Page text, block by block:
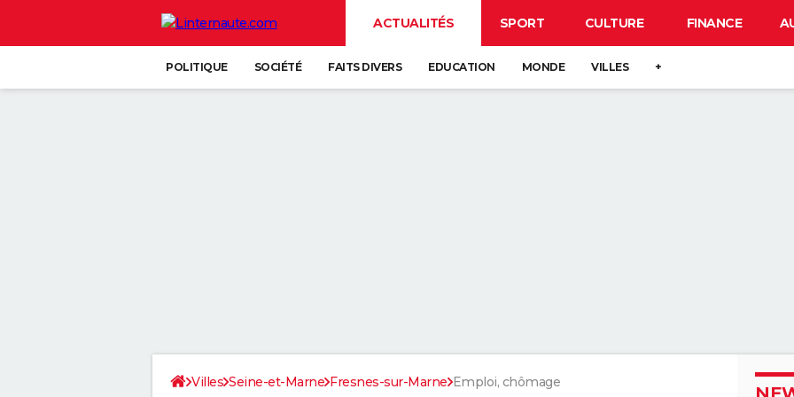
ACTUALITÉS SPORT CULTURE FINANCE
POLITIQUE SOCIÉTÉ FAITS DIVERS EDUCATION MONDE VILLES +
Villes Seine-et-Marne Fresnes-sur-Marne Emploi, chômage